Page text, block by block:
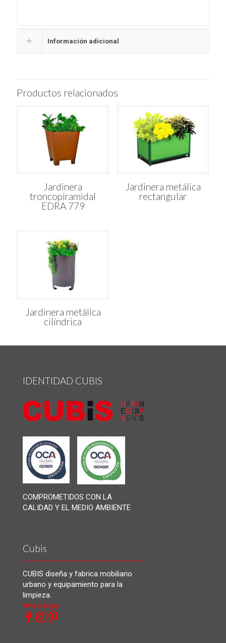
Información adicional
Productos relacionados
Jardinera
troncopiramidal
EDRA 779
Jardinera metálica
rectangular
Jardinera metálica
cilíndrica
IDENTIDAD CUBIS
COMPROMETIDOS CON LA
CALIDAD Y EL MEDIO AMBIENTE
Cubis
CUBIS diseña y fabrica mobiliario
urbano y equipamiento para la
limpieza.
Aviso legal